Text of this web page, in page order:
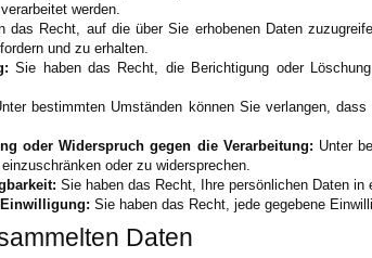
werden.
das Recht, auf die über Sie erhobenen Daten
und zu erhalten.
Sie haben das Recht, die Berichtigung oder
bestimmten Umständen können Sie verlangen,
oder Widerspruch gegen die Verarbeitung: Unter
einzuschränken oder zu widersprechen.
Sie haben das Recht, Ihre persönlichen Daten
Einwilligung: Sie haben das Recht, jede gegebene
Daten